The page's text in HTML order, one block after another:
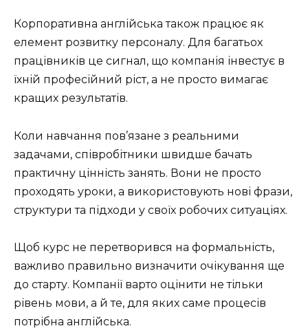
Корпоративна англійська також працює як
елемент розвитку персоналу. Для багатьох
працівників це сигнал, що компанія інвестує в
їхній професійний ріст, а не просто вимагає
кращих результатів.
Коли навчання пов’язане з реальними
задачами, співробітники швидше бачать
практичну цінність занять. Вони не просто
проходять уроки, а використовують нові фрази,
структури та підходи у своїх робочих ситуаціях.
Щоб курс не перетворився на формальність,
важливо правильно визначити очікування ще
до старту. Компанії варто оцінити не тільки
рівень мови, а й те, для яких саме процесів
потрібна англійська.